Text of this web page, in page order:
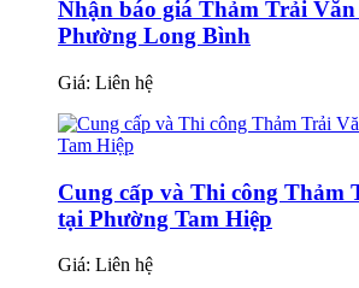
Nhận báo giá Thảm Trải
Phường Long Bình
Giá: Liên hệ
Cung cấp và Thi công Thảm
tại Phường Tam Hiệp
Giá: Liên hệ